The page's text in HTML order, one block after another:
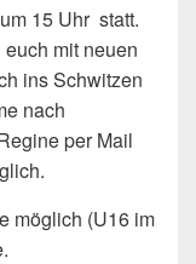
15 Uhr statt.
mit neuen
ins Schwitzen
nach
per Mail
möglich (U16 im